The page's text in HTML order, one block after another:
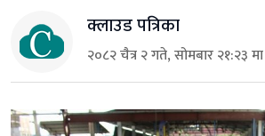
क्लाउड पत्रिका
२०८२ चैत्र २ गते, सोमबार २१:२३